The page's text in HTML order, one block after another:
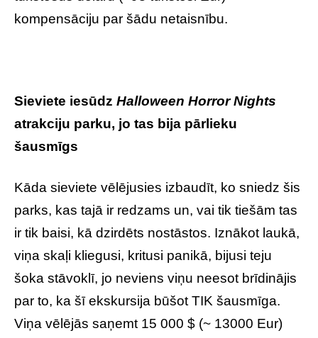
kompensāciju par šādu netaisnību.
Sieviete iesūdz Halloween Horror Nights
atrakciju parku, jo tas bija pārlieku
šausmīgs
Kāda sieviete vēlējusies izbaudīt, ko sniedz šis
parks, kas tajā ir redzams un, vai tik tiešām tas
ir tik baisi, kā dzirdēts nostāstos. Iznākot laukā,
viņa skaļi kliegusi, kritusi panikā, bijusi teju
šoka stāvoklī, jo neviens viņu neesot brīdinājis
par to, ka šī ekskursija būšot TIK šausmīga.
Viņa vēlējās saņemt 15 000 $ (~ 13000 Eur)